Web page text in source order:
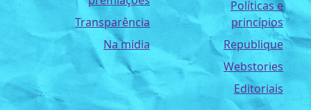
Transparência
Na midia
Políticas e
princípios
Republique
Webstories
Editoriais